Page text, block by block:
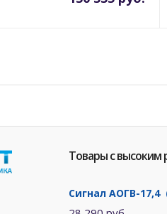
Товары с высоким
Сигнал АОГВ-17,4